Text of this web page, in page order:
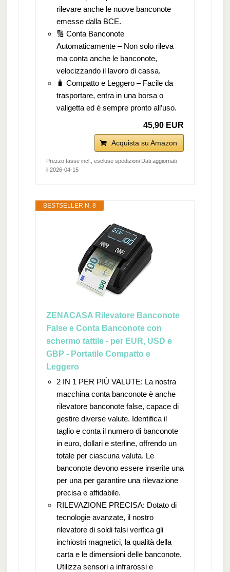
rilevare anche le nuove banconote
emesse dalla BCE.
🔢 Conta Banconote
Automaticamente – Non solo rileva
ma conta anche le banconote,
velocizzando il lavoro di cassa.
🧳 Compatto e Leggero – Facile da
trasportare, entra in una borsa o
valigetta ed è sempre pronto all’uso.
45,90 EUR
Acquista su Amazon
Prezzo tasse incl., escluse spedizioni Dati aggiornati
il 2026-04-15
BESTSELLER N. 8
ZENACASA Rilevatore Banconote
False e Conta Banconote con
schermo tattile - per EUR, USD e
GBP - Portatile Compatto e
Leggero
2 IN 1 PER PIÙ VALUTE: La nostra
macchina conta banconote è anche
rilevatore banconote false, capace di
gestire diverse valute. Identifica il
taglio e conta il numero di banconote
in euro, dollari e sterline, offrendo un
totale per ciascuna valuta. Le
banconote devono essere inserite una
per una per garantire una rilevazione
precisa e affidabile.
RILEVAZIONE PRECISA: Dotato di
tecnologie avanzate, il nostro
rilevatore di soldi falsi verifica gli
inchiostri magnetici, la qualità della
carta e le dimensioni delle banconote.
Utilizza sensori a infrarossi e